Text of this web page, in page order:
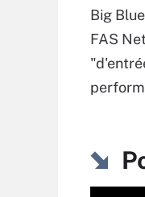
Big
FAS